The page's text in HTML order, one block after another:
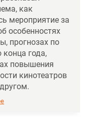
как
мероприятие за
особенностях
прогнозах по
года,
повышения
кинотеатров